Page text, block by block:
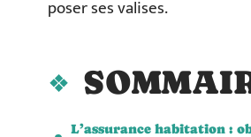
poser ses valises.
L’assurance habitation :